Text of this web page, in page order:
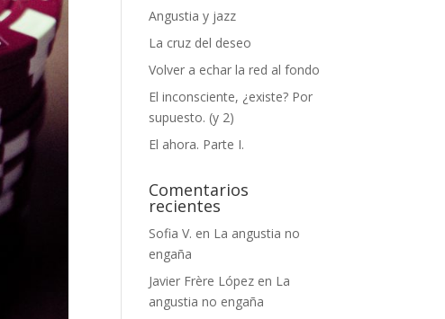
Angustia y jazz
La cruz del deseo
Volver a echar la red al fondo
El inconsciente, ¿existe? Por
supuesto. (y 2)
El ahora. Parte I.
Comentarios
recientes
Sofia V. en La angustia no
engaña
Javier Frère López en La
angustia no engaña